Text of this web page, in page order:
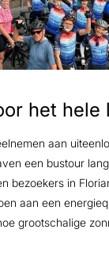
het hele
aan
een bustour
bezoekers in
aan een
grootschalige